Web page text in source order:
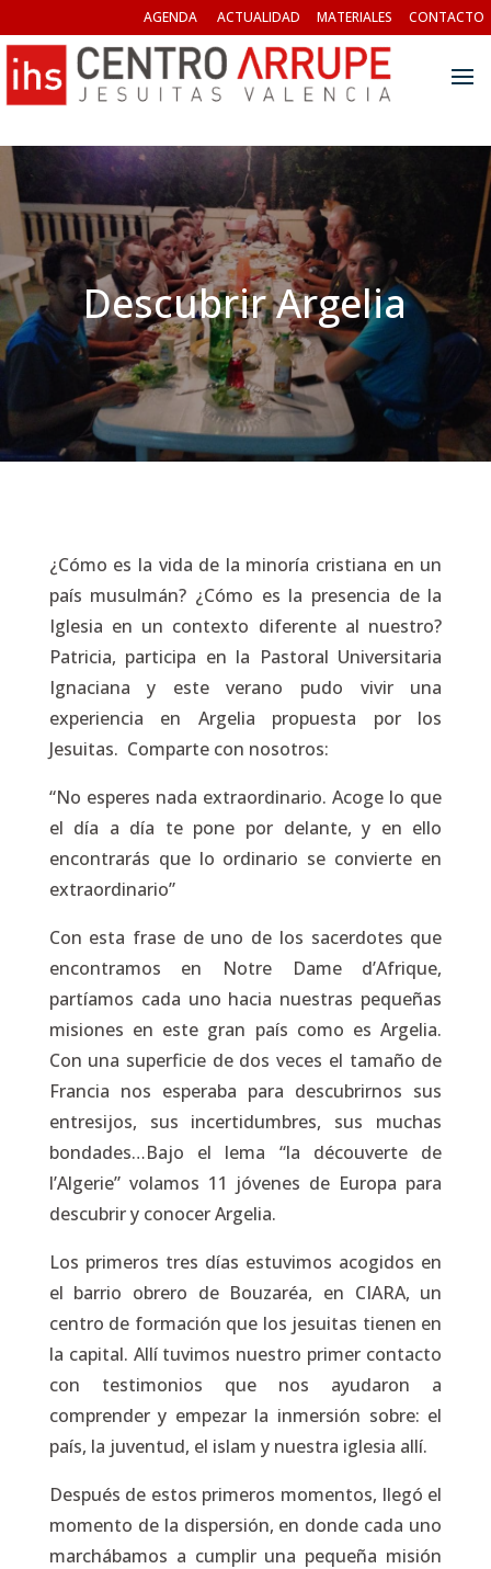
AGENDA ACTUALIDAD MATERIALES CONTACTO
Descubrir Argelia
¿Cómo es la vida de la minoría cristiana en un
país musulmán? ¿Cómo es la presencia de la
Iglesia en un contexto diferente al nuestro?
Patricia, participa en la Pastoral Universitaria
Ignaciana y este verano pudo vivir una
experiencia en Argelia propuesta por los
Jesuitas. Comparte con nosotros:
“No esperes nada extraordinario. Acoge lo que
el día a día te pone por delante, y en ello
encontrarás que lo ordinario se convierte en
extraordinario”
Con esta frase de uno de los sacerdotes que
encontramos en Notre Dame d’Afrique,
partíamos cada uno hacia nuestras pequeñas
misiones en este gran país como es Argelia.
Con una superficie de dos veces el tamaño de
Francia nos esperaba para descubrirnos sus
entresijos, sus incertidumbres, sus muchas
bondades…Bajo el lema “la découverte de
l’Algerie” volamos 11 jóvenes de Europa para
descubrir y conocer Argelia.
Los primeros tres días estuvimos acogidos en
el barrio obrero de Bouzaréa, en CIARA, un
centro de formación que los jesuitas tienen en
la capital. Allí tuvimos nuestro primer contacto
con testimonios que nos ayudaron a
comprender y empezar la inmersión sobre: el
país, la juventud, el islam y nuestra iglesia allí.
Después de estos primeros momentos, llegó el
momento de la dispersión, en donde cada uno
marchábamos a cumplir una pequeña misión